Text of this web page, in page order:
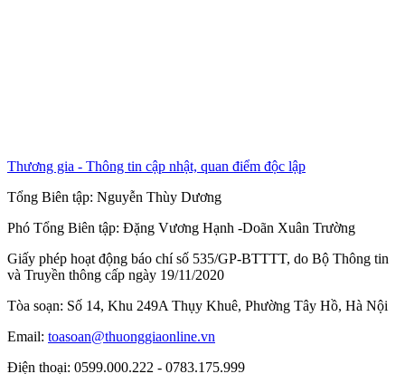
Thương gia - Thông tin cập nhật, quan điểm độc lập
Tổng Biên tập: Nguyễn Thùy Dương
Phó Tổng Biên tập: Đặng Vương Hạnh -Doãn Xuân Trường
Giấy phép hoạt động báo chí số 535/GP-BTTTT, do Bộ Thông tin
và Truyền thông cấp ngày 19/11/2020
Tòa soạn: Số 14, Khu 249A Thụy Khuê, Phường Tây Hồ, Hà Nội
Email: toasoan@thuonggiaonline.vn
Điện thoại: 0599.000.222 - 0783.175.999